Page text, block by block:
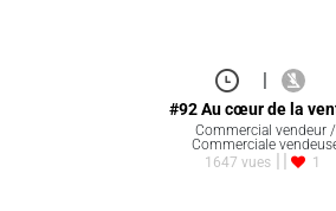
|
#92 Au cœur de la
Commercial vendeur /
Commerciale
1647 vues
1